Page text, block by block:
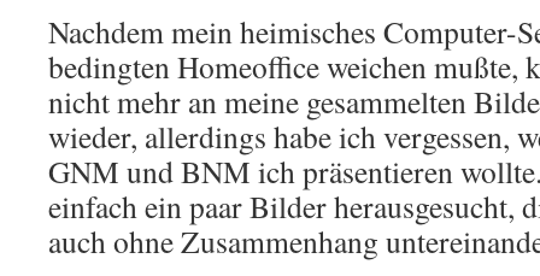
Nachdem mein heimisches Computer-
bedingten Homeoffice weichen mußte,
nicht mehr an meine gesammelten
wieder, allerdings habe ich vergessen,
GNM und BNM ich präsentieren
einfach ein paar Bilder herausgesucht,
auch ohne Zusammenhang